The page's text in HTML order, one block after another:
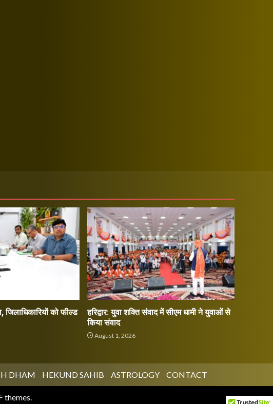
जिलाधिकारियों को फील्ड
हरिद्वार: युवा शक्ति संवाद में सीएम धामी ने युवाओं से
किया संवाद
August 1, 2026
DHAM HEKUND SAHIB ASTROLOGY CONTACT
themes.